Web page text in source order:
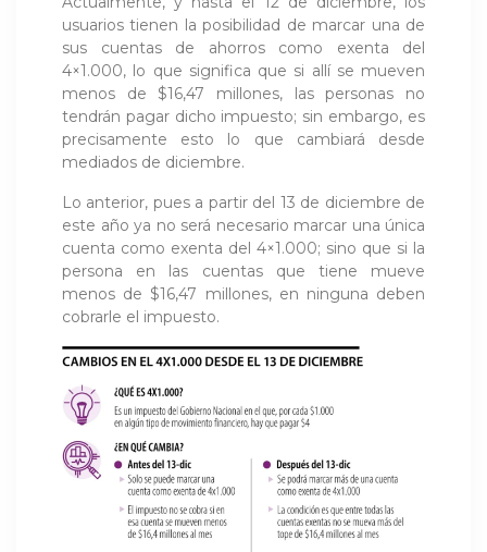
usuarios tienen la posibilidad de marcar una de
sus cuentas de ahorros como exenta del
4×1.000, lo que significa que si allí se mueven
menos de $16,47 millones, las personas no
tendrán pagar dicho impuesto; sin embargo, es
precisamente esto lo que cambiará desde
mediados de diciembre.
Lo anterior, pues a partir del 13 de diciembre de
este año ya no será necesario marcar una única
cuenta como exenta del 4×1.000; sino que si la
persona en las cuentas que tiene mueve
menos de $16,47 millones, en ninguna deben
cobrarle el impuesto.